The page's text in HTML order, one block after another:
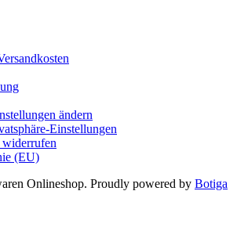
ändern
Einstellungen
(EU)
Onlineshop. Proudly powered by Botiga